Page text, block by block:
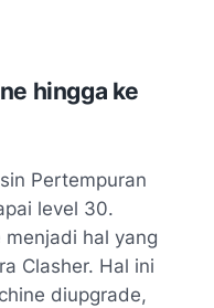
hingga ke
Pertempuran
level 30.
hal yang
Clasher. Hal ini
diupgrade,